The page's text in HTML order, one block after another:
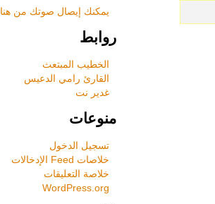
يمكنك إيصال صوتك من هنا
روابط
الخطيب المبتعث
القارئ رامي الدعيس
غدير نت
منوعات
تسجيل الدخول
خلاصات Feed الإدخالات
خلاصة التعليقات
WordPress.org